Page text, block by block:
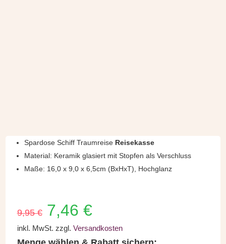
Spardose Schiff Traumreise Reisekasse
Material: Keramik glasiert mit Stopfen als Verschluss
Maße: 16,0 x 9,0 x 6,5cm (BxHxT), Hochglanz
9,95€ Ursprünglicher
Preis
7,46 €Aktueller
Preis
inkl. MwSt. zzgl. Versandkosten